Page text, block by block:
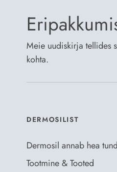
Meie uudiskirja tellides
kohta.
DERMOSILIST
Dermosil annab hea
Tootmine & Tooted